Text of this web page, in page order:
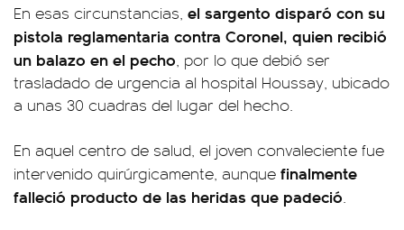
En esas circunstancias, el sargento disparó con su
pistola reglamentaria contra Coronel, quien recibió
un balazo en el pecho, por lo que debió ser
trasladado de urgencia al hospital Houssay, ubicado
a unas 30 cuadras del lugar del hecho.
En aquel centro de salud, el joven convaleciente fue
intervenido quirúrgicamente, aunque finalmente
falleció producto de las heridas que padeció.